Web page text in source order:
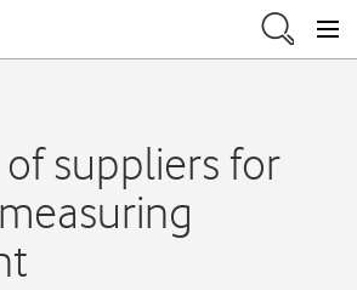
suppliers for